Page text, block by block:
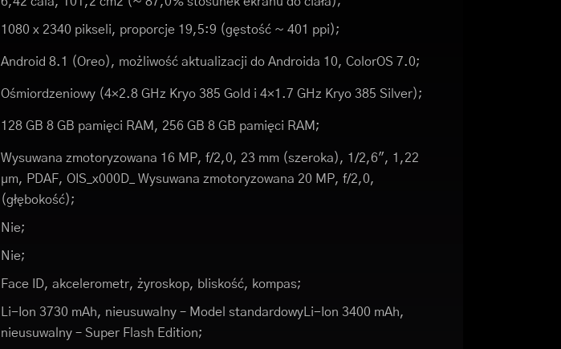
1080 x 2340 pikseli, proporcje 19,5:9 (gęstość ~ 401 ppi);
Android 8.1 (Oreo), możliwość aktualizacji do Androida 10, ColorOS 7.0;
Ośmiordzeniowy (4×2.8 GHz Kryo 385 Gold i 4×1.7 GHz Kryo 385 Silver);
128 GB 8 GB pamięci RAM, 256 GB 8 GB pamięci RAM;
Wysuwana zmotoryzowana 16 MP, f/2,0, 23 mm (szeroka), 1/2,6", 1,22
µm, PDAF, OIS_x000D_ Wysuwana zmotoryzowana 20 MP, f/2,0,
(głębokość);
Nie;
Nie;
Face ID, akcelerometr, żyroskop, bliskość, kompas;
Li-Ion 3730 mAh, nieusuwalny – Model standardowyLi-Ion 3400 mAh,
nieusuwalny – Super Flash Edition;